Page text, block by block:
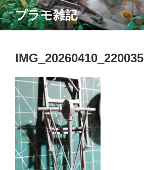
コ
ン
テ
プラモ雑記
IMG_20260410_220035